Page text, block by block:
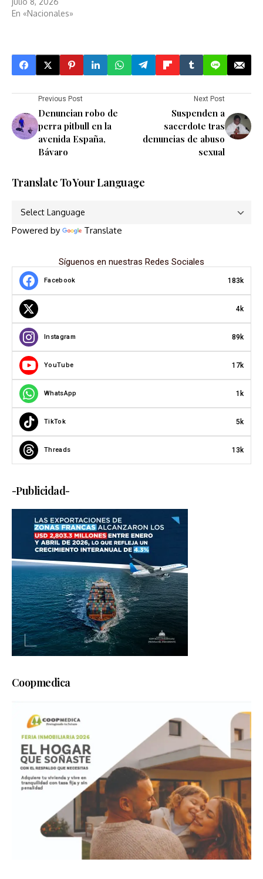
En «Nacionales»
Previous Post
Denuncian robo de
perra pitbull en la
avenida España,
Bávaro
Next Post
Suspenden a
sacerdote tras
denuncias de abuso
sexual
Translate To Your Language
Powered by Translate
Síguenos en nuestras Redes Sociales
Facebook 183k
4k
Instagram 89k
YouTube 17k
WhatsApp 1k
TikTok 5k
Threads 13k
-Publicidad-
Coopmedica